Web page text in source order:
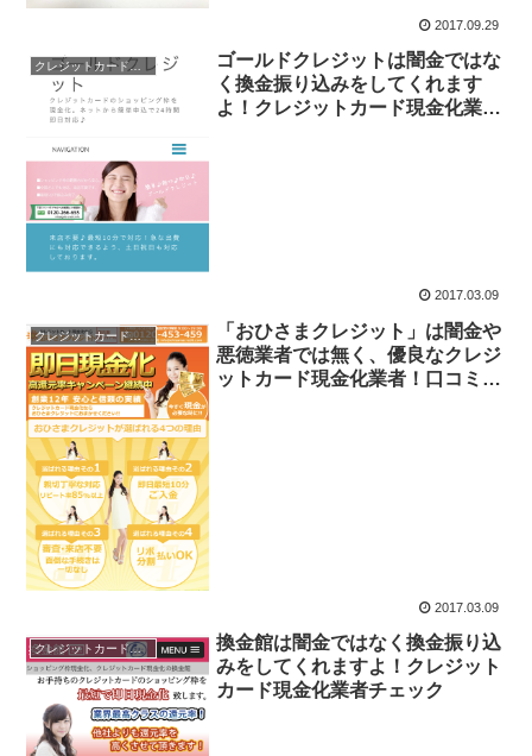
2017.09.29
クレジットカード現金化
ゴールドクレジットは闇金ではな
く換金振り込みをしてくれます
よ！クレジットカード現金化業者
2017.03.09
クレジットカード現金化
「おひさまクレジット」は闇金や
悪徳業者では無く、優良なクレジ
ットカード現金化業者！口コミあ
2017.03.09
クレジットカード現金化
換金館は闇金ではなく換金振り込
みをしてくれますよ！クレジット
カード現金化業者チェック